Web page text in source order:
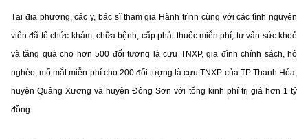
Tại địa phương, các y, bác sĩ tham gia Hành trình cùng với các tình nguyện
viên đã tổ chức khám, chữa bệnh, cấp phát thuốc miễn phí, tư vấn sức khoẻ
và tặng quà cho hơn 500 đối tượng là cựu TNXP, gia đình chính sách, hộ
nghèo; mổ mắt miễn phí cho 200 đối tượng là cựu TNXP của TP Thanh Hóa,
huyện Quảng Xương và huyện Đông Sơn với tổng kinh phí trị giá hơn 1 tỷ
đồng.